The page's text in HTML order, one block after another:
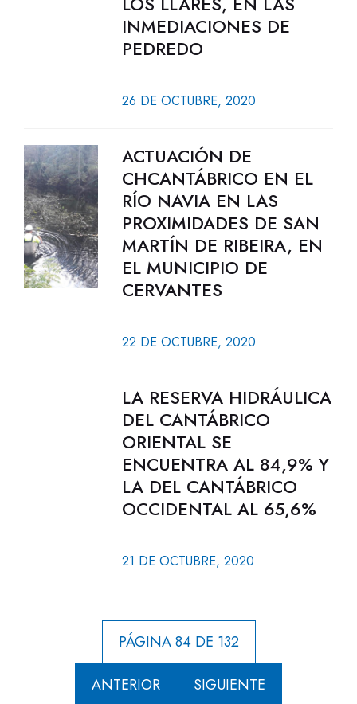
INMEDIACIONES DE
PEDREDO
26 DE OCTUBRE, 2020
ACTUACIÓN DE
CHCANTÁBRICO EN EL
RÍO NAVIA EN LAS
PROXIMIDADES DE SAN
MARTÍN DE RIBEIRA, EN
EL MUNICIPIO DE
CERVANTES
22 DE OCTUBRE, 2020
LA RESERVA HIDRÁULICA
DEL CANTÁBRICO
ORIENTAL SE
ENCUENTRA AL 84,9% Y
LA DEL CANTÁBRICO
OCCIDENTAL AL 65,6%
21 DE OCTUBRE, 2020
PÁGINA 84 DE 132
ANTERIOR SIGUIENTE